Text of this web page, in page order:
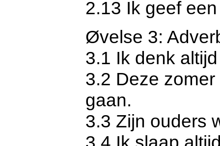
2.13 Ik geef
Øvelse 3:
3.1 Ik denk
3.2 Deze
gaan.
3.3 Zijn ouders